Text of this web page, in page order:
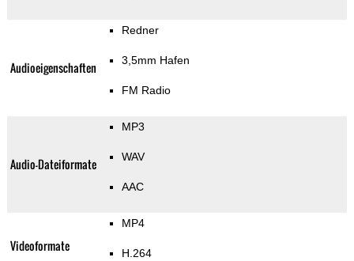
Audioeigenschaften
Redner
3,5mm Hafen
FM Radio
Audio-Dateiformate
MP3
WAV
AAC
Videoformate
MP4
H.264